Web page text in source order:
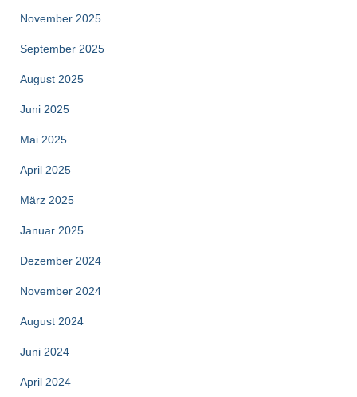
November 2025
September 2025
August 2025
Juni 2025
Mai 2025
April 2025
März 2025
Januar 2025
Dezember 2024
November 2024
August 2024
Juni 2024
April 2024